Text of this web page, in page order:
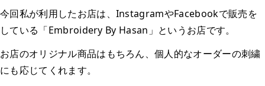
今回私が利用したお店は、InstagramやFacebookで販売を
している「Embroidery By Hasan」というお店です。
お店のオリジナル商品はもちろん、個人的なオーダーの刺繍
にも応じてくれます。